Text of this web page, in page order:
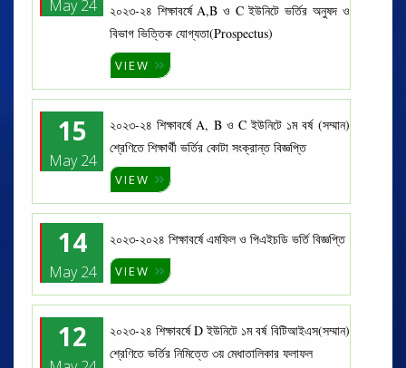
May 24
২০২৩-২৪ শিক্ষাবর্ষে A,B ও C ইউনিটে ভর্তির অনুষদ ও
বিভাগ ভিত্তিক যোগ্যতা(Prospectus)
VIEW
15
May 24
২০২৩-২৪ শিক্ষাবর্ষে A, B ও C ইউনিটে ১ম বর্ষ (সম্মান)
শ্রেণিতে শিক্ষার্থী ভর্তির কোটা সংক্রান্ত বিজ্ঞপ্তি
VIEW
14
May 24
২০২৩-২০২৪ শিক্ষাবর্ষে এমফিল ও পিএইচডি ভর্তি বিজ্ঞপ্তি
VIEW
12
২০২৩-২৪ শিক্ষাবর্ষে D ইউনিটে ১ম বর্ষ বিটিআইএস(সম্মান)
শ্রেণিতে ভর্তির নিমিত্তে ৩য় মেধাতালিকার ফলাফল